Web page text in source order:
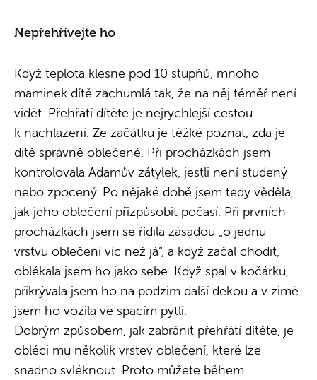
Nepřehřívejte ho
Když teplota klesne pod 10 stupňů, mnoho
maminek dítě zachumlá tak, že na něj téměř není
vidět. Přehřátí dítěte je nejrychlejší cestou
k nachlazení. Ze začátku je těžké poznat, zda je
dítě správně oblečené. Při procházkách jsem
kontrolovala Adamův zátylek, jestli není studený
nebo zpocený. Po nějaké době jsem tedy věděla,
jak jeho oblečení přizpůsobit počasí. Při prvních
procházkách jsem se řídila zásadou „o jednu
vrstvu oblečení víc než já“, a když začal chodit,
oblékala jsem ho jako sebe. Když spal v kočárku,
přikrývala jsem ho na podzim další dekou a v zimě
jsem ho vozila ve spacím pytli.
Dobrým způsobem, jak zabránit přehřátí dítěte, je
obléci mu několik vrstev oblečení, které lze
snadno svléknout. Proto můžete během